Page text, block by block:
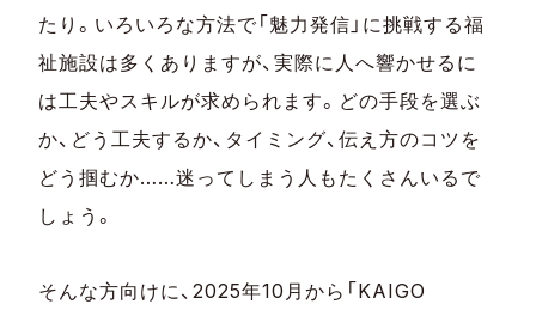
たり。いろいろな方法で「魅力発信」に挑戦する福
祉施設は多くありますが、実際に人へ響かせるに
は工夫やスキルが求められます。どの手段を選ぶ
か、どう工夫するか、タイミング、伝え方のコツを
どう掴むか……迷ってしまう人もたくさんいるで
しょう。
そんな方向けに、2025年10月から「KAIGO